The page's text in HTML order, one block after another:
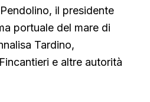
il presidente
portuale del mare di
Tardino,
e altre autorità